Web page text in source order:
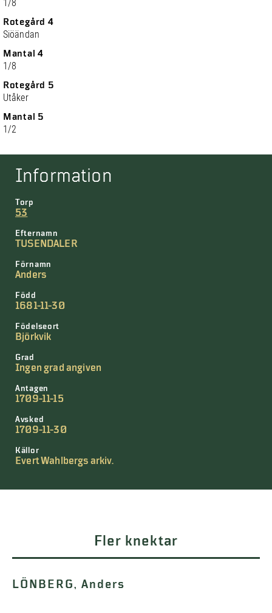
1/8
Rotegård 4
Siöändan
Mantal 4
1/8
Rotegård 5
Utåker
Mantal 5
1/2
Information
Torp
53
Efternamn
TUSENDALER
Förnamn
Anders
Född
1681-11-30
Födelseort
Björkvik
Grad
Ingen grad angiven
Antagen
1709-11-15
Avsked
1709-11-30
Källor
Evert Wahlbergs arkiv.
Fler knektar
LÖNBERG, Anders